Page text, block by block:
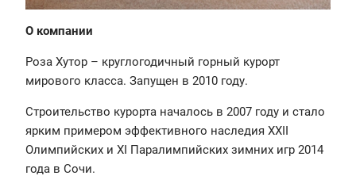
О компании
Роза Хутор – круглогодичный горный курорт
мирового класса. Запущен в 2010 году.
Строительство курорта началось в 2007 году и стало
ярким примером эффективного наследия XXII
Олимпийских и XI Паралимпийских зимних игр 2014
года в Сочи.